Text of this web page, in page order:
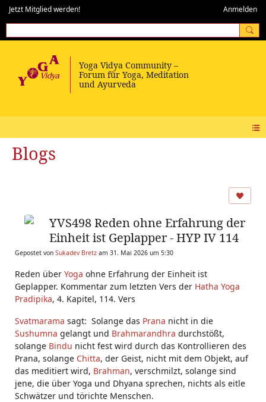
Jetzt Mitglied werden! Anmelden
Blogs
YVS498 Reden ohne Erfahrung der
Einheit ist Geplapper - HYP IV 114
Gepostet von Sukadev Bretz am 31. Mai 2026 um 5:30
Reden über Yoga ohne Erfahrung der Einheit ist
Geplapper. Kommentar zum letzten Vers der Hatha Yoga
Pradipika, 4. Kapitel, 114. Vers
Svatmarama sagt: Solange das Prana nicht in die
Sushumna gelangt und Brahmarandhra durchstößt,
solange Bindu nicht fest wird durch das Kontrollieren des
Prana, solange Chitta, der Geist, nicht mit dem Objekt, auf
das meditiert wird, Brahman, verschmilzt, solange sind
jene, die über Yoga und Dhyana sprechen, nichts als eitle
Schwätzer und törichte Menschen.